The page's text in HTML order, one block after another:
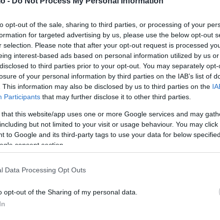
opt-out of the sale, sharing to third parties, or processing of your
for targeted advertising by us, please use the below opt-out
selection. Please note that after your opt-out request is processed
interest-based ads based on personal information utilized by us
to third parties prior to your opt-out. You may separately
of your personal information by third parties on the IAB’s list of
This information may also be disclosed by us to third parties on the
Participants that may further disclose it to other third parties.
that this website/app uses one or more Google services and may
but not limited to your visit or usage behaviour. You may
to Google and its third-party tags to use your data for below
consent section.
Data Processing Opt Outs
opt-out of the Sharing of my personal data.
στην οποία θα επικρατεί εκείνος ή εκείνη με το
Αυτό δεν θα ήταν δημοκρατία αλλά εφιαλτική
προδοσία, για κανέναν κακούργημα , για καμία άλλη
το δράμα μπορεί να φέρει μόνο η ανεξάρτητη
εδώ για να καταγγείλω μια αντιπολίτευση που επί
ένα τραγικό δυστύχημα. Ένα στόχο έχετε με αφορμή
και ο Μητσοτάκης. Προσπάθεια να μετατραπεί το
πραγματικότητα και διέλυσε τους μύθους. Πού πήγαν
Βελόπουλε τα βαγόνια φαντάσματα, τα όπλα μυστήρια,
άσχετων μεταξύ τους περιστατικών. Μέχρι και
και σε εμένα προσωπικά. Και το μπάζωμα